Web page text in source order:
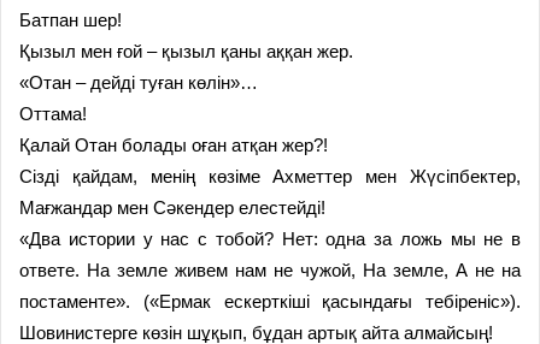
Батпан шер!
Қызыл мен ғой – қызыл қаны аққан жер.
«Отан – дейді туған көлін»…
Оттама!
Қалай Отан болады оған атқан жер?!
Сізді қайдам, менің көзіме Ахметтер мен Жүсіпбектер,
Мағжандар мен Сәкендер елестейді!
«Два истории у нас с тобой? Нет: одна за ложь мы не в
ответе. На земле живем нам не чужой, На земле, А не на
постаменте». («Ермак ескерткіші қасындағы тебіреніс»).
Шовинистерге көзін шұқып, бұдан артық айта алмайсың!